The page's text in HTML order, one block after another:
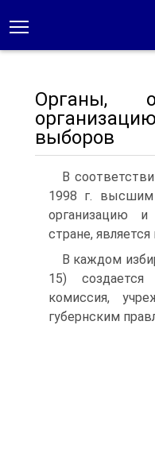
Органы,
выборов
В
1998 г.
организацию
стране,
В каждом
15) создается
комиссия,
губернским